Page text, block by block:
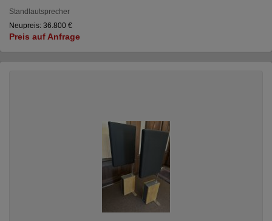
Standlautsprecher
Neupreis: 36.800 €
Preis auf Anfrage